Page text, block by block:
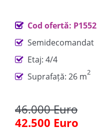
Cod ofertă: P1552
Semidecomandat
Etaj: 4/4
Suprafață: 26 m2
46.000 Euro
42.500 Euro